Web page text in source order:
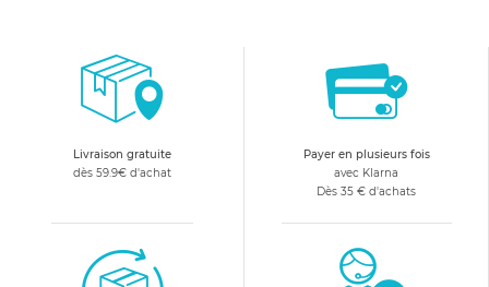
Livraison gratuite
dès 59.9€ d'achat
Payer en plusieurs fois
avec Klarna
Dès 35 € d'achats